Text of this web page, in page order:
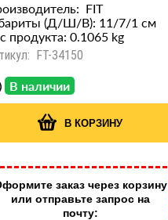
FIT
(Д/Ш/В): 11/7/1 см
продукта: 0.1065 kg
FT-34150
В наличии
В КОРЗИНУ
заказ через корзину
или отправьте запрос на
почту: